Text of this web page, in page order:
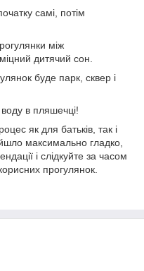
самі, потім
між
дитячий сон.
буде парк, сквер і
в пляшечці!
як для батьків, так і
максимально гладко,
і слідкуйте за часом
прогулянок.